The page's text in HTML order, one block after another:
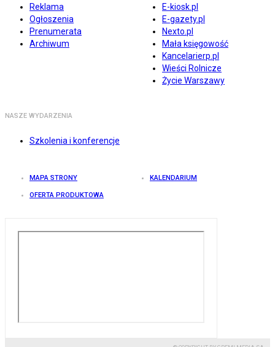
Reklama
Ogłoszenia
Prenumerata
Archiwum
E-kiosk.pl
E-gazety.pl
Nexto.pl
Mała księgowość
Kancelarierp.pl
Wieści Rolnicze
Życie Warszawy
NASZE WYDARZENIA
Szkolenia i konferencje
MAPA STRONY KALENDARIUM
OFERTA PRODUKTOWA